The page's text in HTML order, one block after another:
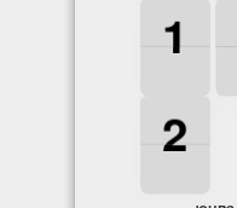
1
1
1
1
2
2
2
2